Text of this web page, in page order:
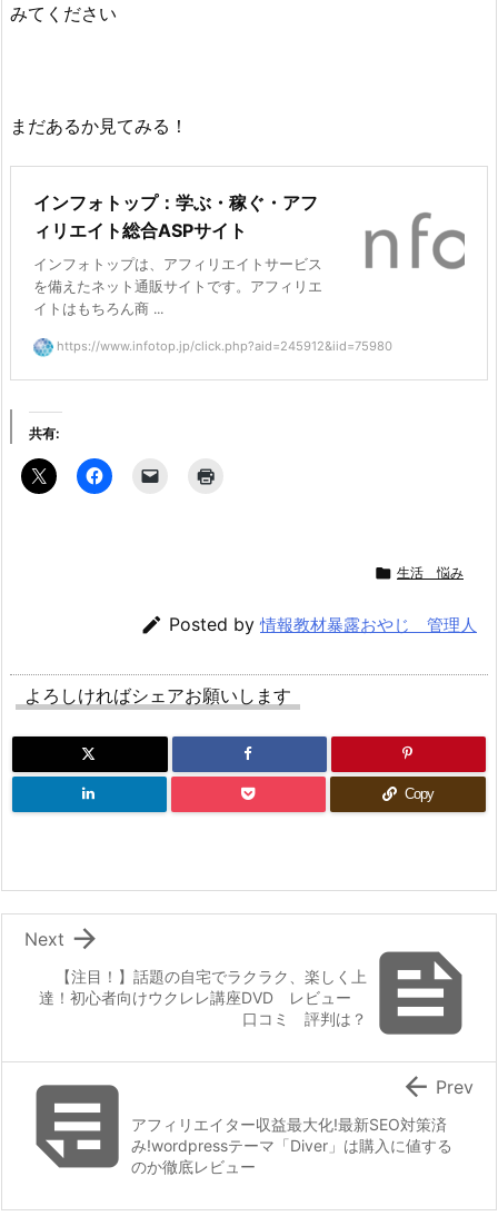
みてください
まだあるか見てみる！
インフォトップ：学ぶ・稼ぐ・アフ
ィリエイト総合ASPサイト
インフォトップは、アフィリエイトサービス
を備えたネット通販サイトです。アフィリエ
イトはもちろん商 ...
https://www.infotop.jp/click.php?aid=245912&iid=75980
共有:
 生活 悩み
 Posted by情報教材暴露おやじ 管理人
よろしければシェアお願いします
Copy

【注目！】話題の自宅でラクラク、楽しく上
達！初心者向けウクレレ講座DVD レビュー
口コミ 評判は？

Next
アフィリエイター収益最大化!最新SEO対策済
み!wordpressテーマ「Diver」は購入に値する
のか徹底レビュー
 Prev